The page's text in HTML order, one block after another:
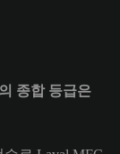
종합 등급은